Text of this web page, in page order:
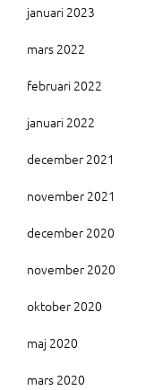
januari 2023
mars 2022
februari 2022
januari 2022
december 2021
november 2021
december 2020
november 2020
oktober 2020
maj 2020
mars 2020